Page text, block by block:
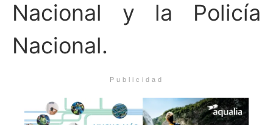
Nacional y la Policía
Nacional.
Publicidad